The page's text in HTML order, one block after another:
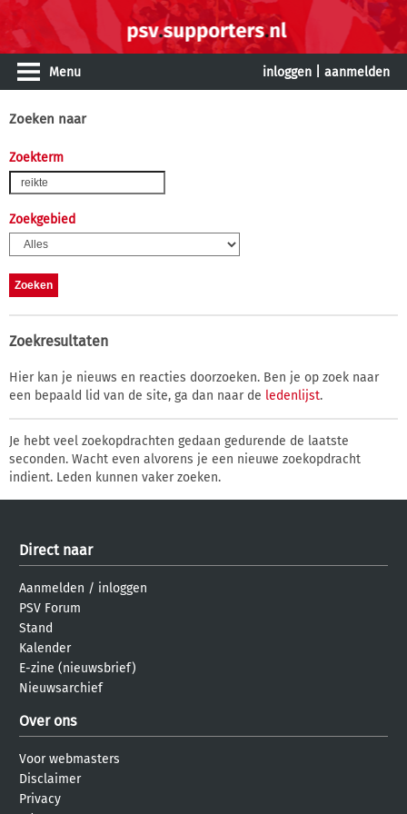
Menu inloggen aanmelden
Zoeken naar
Zoekterm
Zoekgebied
Zoekresultaten
Hier kan je nieuws en reacties doorzoeken. Ben je op zoek naar
een bepaald lid van de site, ga dan naar de ledenlijst.
Je hebt veel zoekopdrachten gedaan gedurende de laatste
seconden. Wacht even alvorens je een nieuwe zoekopdracht
indient. Leden kunnen vaker zoeken.
Direct naar
Aanmelden / inloggen
PSV Forum
Stand
Kalender
E-zine (nieuwsbrief)
Nieuwsarchief
Over ons
Voor webmasters
Disclaimer
Privacy